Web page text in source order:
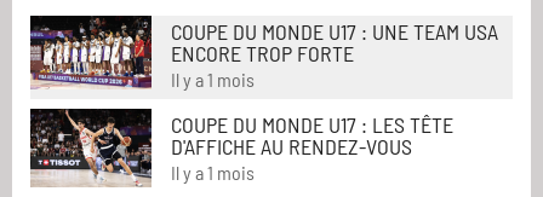
COUPE DU MONDE U17 : UNE TEAM USA
ENCORE TROP FORTE
Il y a 1 mois
COUPE DU MONDE U17 : LES TÊTE
D'AFFICHE AU RENDEZ-VOUS
Il y a 1 mois